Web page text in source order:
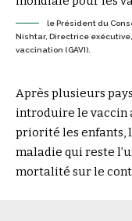
le Président du
Nishtar, Directrice
vaccination (GAVI).
Après plusieurs
introduire le vaccin
priorité les enfants,
maladie qui reste
mortalité sur le